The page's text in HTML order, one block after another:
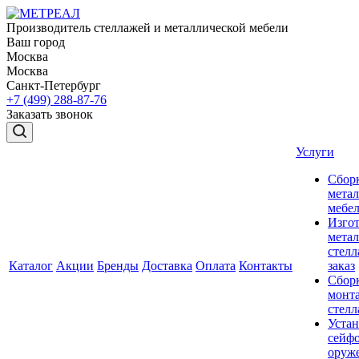
Производитель стеллажей и металлической мебели
Ваш город
Москва
Москва
Санкт-Петербург
+7 (499) 288-87-76
Заказать звонок
Каталог Акции Бренды Доставка Оплата Контакты
Услуги
заказ